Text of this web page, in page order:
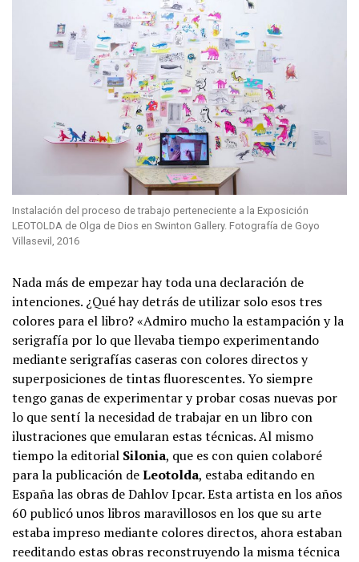
Instalación del proceso de trabajo perteneciente a la Exposición
LEOTOLDA de Olga de Dios en Swinton Gallery. Fotografía de Goyo
Villasevil, 2016
Nada más de empezar hay toda una declaración de
intenciones. ¿Qué hay detrás de utilizar solo esos tres
colores para el libro? «Admiro mucho la estampación y la
serigrafía por lo que llevaba tiempo experimentando
mediante serigrafías caseras con colores directos y
superposiciones de tintas fluorescentes. Yo siempre
tengo ganas de experimentar y probar cosas nuevas por
lo que sentí la necesidad de trabajar en un libro con
ilustraciones que emularan estas técnicas. Al mismo
tiempo la editorial Silonia, que es con quien colaboré
para la publicación deLeotolda, estaba editando en
España las obras de Dahlov Ipcar. Esta artista en los años
60 publicó unos libros maravillosos en los que su arte
estaba impreso mediante colores directos, ahora estaban
reeditando estas obras reconstruyendo la misma técnica